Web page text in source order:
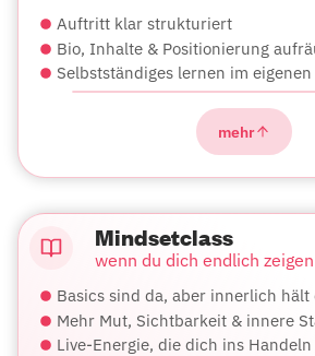
Auftritt klar strukturiert
Bio, Inhalte & Positionierung
Selbstständiges lernen im eigenen
mehr
Mindsetclass
wenn du dich endlich
Basics sind da, aber innerlich
Mehr Mut, Sichtbarkeit & innere
Live-Energie, die dich ins